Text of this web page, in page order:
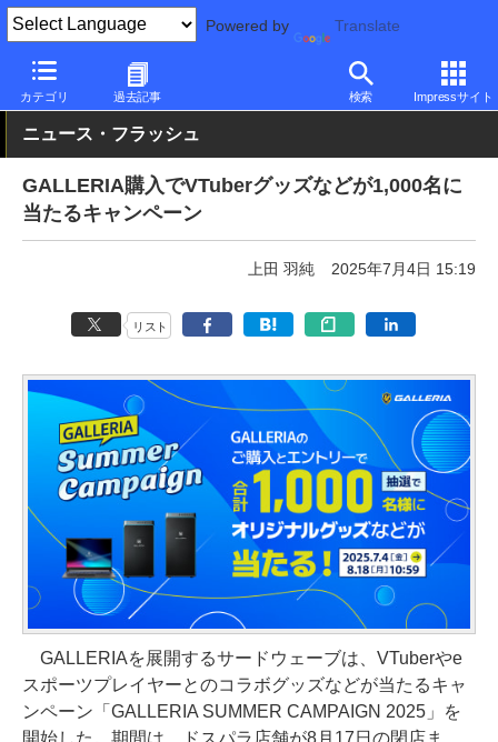
Powered by Translate
カテゴリ 過去記事 検索 Impressサイト
PC Watch パソコン/タブレット/スマートフォン ゲーミングパソ
ニュース・フラッシュ
GALLERIA購入でVTuberグッズなどが1,000名に
当たるキャンペーン
上田 羽純 2025年7月4日 15:19
リスト
GALLERIAを展開するサードウェーブは、VTuberやe
スポーツプレイヤーとのコラボグッズなどが当たるキャ
ンペーン「GALLERIA SUMMER CAMPAIGN 2025」を
開始した。期間は、ドスパラ店舗が8月17日の閉店ま